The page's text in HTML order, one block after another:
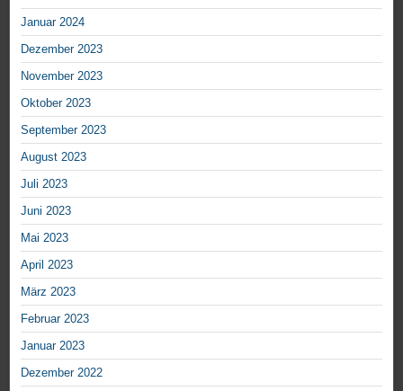
Januar 2024
Dezember 2023
November 2023
Oktober 2023
September 2023
August 2023
Juli 2023
Juni 2023
Mai 2023
April 2023
März 2023
Februar 2023
Januar 2023
Dezember 2022